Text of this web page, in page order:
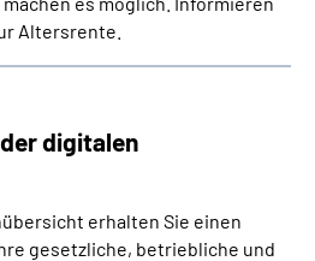
Altersrente.
digitalen
erhalten Sie einen
gesetzliche, betriebliche und